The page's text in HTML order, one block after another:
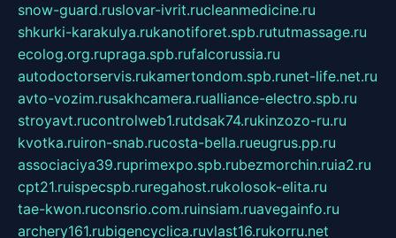
snow-guard.ruslovar-ivrit.rucleanmedicine.ru
shkurki-karakulya.rukanotiforet.spb.rututmassage.ru
ecolog.org.rupraga.spb.rufalcorussia.ru
autodoctorservis.rukamertondom.spb.runet-life.net.ru
avto-vozim.rusakhcamera.rualliance-electro.spb.ru
stroyavt.rucontrolweb1.rutdsak74.rukinzozo-ru.ru
kvotka.ruiron-snab.rucosta-bella.rueugrus.pp.ru
associaciya39.ruprimexpo.spb.rubezmorchin.ruia2.ru
cpt21.ruispecspb.ruregahost.rukolosok-elita.ru
tae-kwon.ruconsrio.com.ruinsiam.ruavegainfo.ru
archery161.rubigencyclica.ruvlast16.rukorru.net